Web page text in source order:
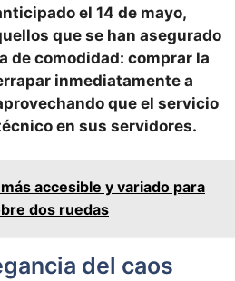
el 14 de mayo,
que se han asegurado
de comodidad: comprar la
inmediatamente a
que el servicio
en sus servidores.
accesible y variado para
dos ruedas
del caos